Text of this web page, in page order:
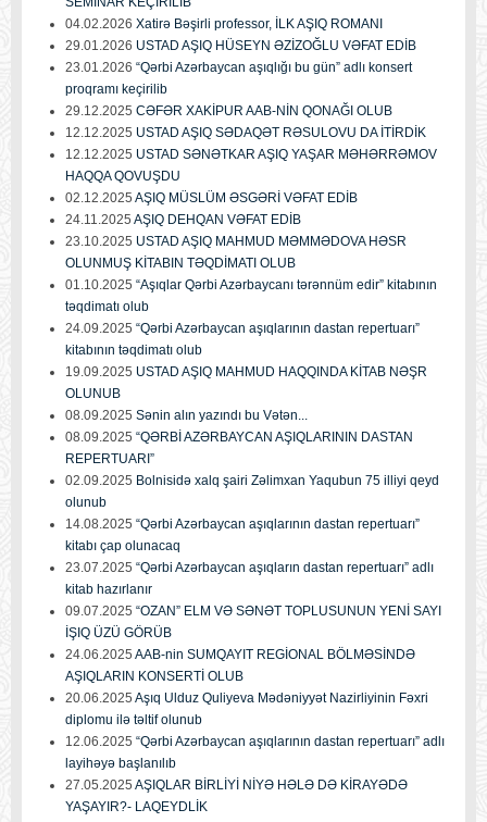
04.02.2026 Xatirə Bəşirli professor, İLK AŞIQ ROMANI
29.01.2026 USTAD AŞIQ HÜSEYN ƏZİZOĞLU VƏFAT EDİB
23.01.2026 “Qərbi Azərbaycan aşıqlığı bu gün” adlı konsert
proqramı keçirilib
29.12.2025 CƏFƏR XAKİPUR AAB-NİN QONAĞI OLUB
12.12.2025 USTAD AŞIQ SƏDAQƏT RƏSULOVU DA İTİRDİK
12.12.2025 USTAD SƏNƏTKAR AŞIQ YAŞAR MƏHƏRRƏMOV
HAQQA QOVUŞDU
02.12.2025 AŞIQ MÜSLÜM ƏSGƏRİ VƏFAT EDİB
24.11.2025 AŞIQ DEHQAN VƏFAT EDİB
23.10.2025 USTAD AŞIQ MAHMUD MƏMMƏDOVA HƏSR
OLUNMUŞ KİTABIN TƏQDİMATI OLUB
01.10.2025 “Aşıqlar Qərbi Azərbaycanı tərənnüm edir” kitabının
təqdimatı olub
24.09.2025 “Qərbi Azərbaycan aşıqlarının dastan repertuarı”
kitabının təqdimatı olub
19.09.2025 USTAD AŞIQ MAHMUD HAQQINDA KİTAB NƏŞR
OLUNUB
08.09.2025 Sənin alın yazındı bu Vətən...
08.09.2025 “QƏRBİ AZƏRBAYCAN AŞIQLARININ DASTAN
REPERTUARI”
02.09.2025 Bolnisidə xalq şairi Zəlimxan Yaqubun 75 illiyi qeyd
olunub
14.08.2025 “Qərbi Azərbaycan aşıqlarının dastan repertuarı”
kitabı çap olunacaq
23.07.2025 “Qərbi Azərbaycan aşıqların dastan repertuarı” adlı
kitab hazırlanır
09.07.2025 “OZAN” ELM VƏ SƏNƏT TOPLUSUNUN YENİ SAYI
İŞIQ ÜZÜ GÖRÜB
24.06.2025 AAB-nin SUMQAYIT REGİONAL BÖLMƏSİNDƏ
AŞIQLARIN KONSERTİ OLUB
20.06.2025 Aşıq Ulduz Quliyeva Mədəniyyət Nazirliyinin Fəxri
diplomu ilə təltif olunub
12.06.2025 “Qərbi Azərbaycan aşıqlarının dastan repertuarı” adlı
layihəyə başlanılıb
27.05.2025 AŞIQLAR BİRLİYİ NİYƏ HƏLƏ DƏ KİRAYƏDƏ
YAŞAYIR?- LAQEYDLİK